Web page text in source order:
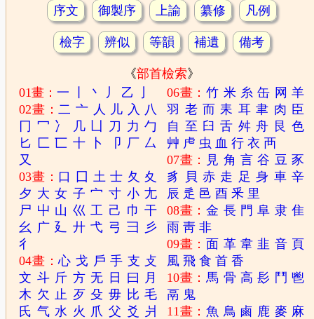
序文 御製序 上諭 纂修 凡例
檢字 辨似 等韻 補遺 備考
《部首檢索》
01畫：一 丶 丿 乙
02畫：二 亠 人 儿 入 八
冂 冖 冫 几 凵 刀 力 勹
匕 匚 匸 十 卜 卩 厂 厶
又
03畫： 口 囗 土 士 夂 夊
夕 大 女 子 宀 寸 小 尢
尸 屮 山 巛 工 己 巾 干
幺 广 廴 廾 弋 弓 彐
彡
彳
04畫：心 戈 戶 手 支 攴
文 斗 斤 方 无 日 曰 月
木 欠 止 歹 殳 毋 比 毛
氏 气 水 火 爪 父 爻 爿
06畫：竹 米 糸 缶 网 羊
羽 老 而 耒 耳 聿 肉 臣
自 至 臼 舌 舛 舟 艮 色
艸 虍 虫 血 行 衣 襾
07畫： 見 角 言 谷 豆 豕
豸
貝 赤 走 足 身 車 辛
辰 辵 邑 酉 釆 里
08畫：金 長 門 阜 隶 隹
雨 靑 非
09畫： 面 革 韋 韭 音 頁
風 飛 食 首 香
10畫：馬 骨 高 髟 鬥 鬯
鬲 鬼
11畫：魚 鳥 鹵 鹿 麥 麻